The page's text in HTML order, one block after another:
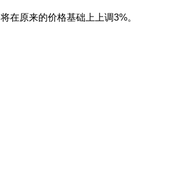
在原来的价格基础上上调3%。